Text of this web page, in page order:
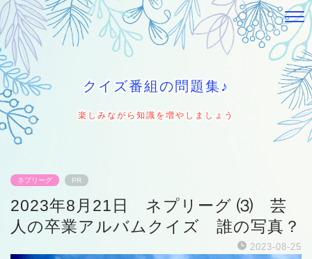
クイズ番組の問題集♪
楽しみながら知識を増やしましょう
ネプリーグ PR
2023年8月21日 ネプリーグ ⑶ 芸
人の卒業アルバムクイズ 誰の写真？
2023-08-25